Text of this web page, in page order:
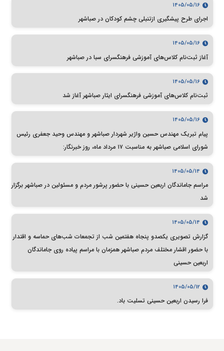
1405/05/16
اجرای طرح پیشگیری ازتنبلی چشم کودکان در صباشهر
1405/05/16
آغاز ثبت‌نام کلاس‌های آموزشی فرهنگسرای سبا در صباشهر
1405/05/16
ثبت‌نام کلاس‌های آموزشی فرهنگسرای ایثار صباشهر آغاز شد
1405/05/16
پیام تبریک مهندس حسین واژیر شهردار صباشهر و مهندس وحید جعفری رئیس
شورای اسلامی صباشهر به مناسبت ۱۷ مرداد ماه، روز خبرنگار:
1405/05/14
مراسم جاماندگان اربعین حسینی با حضور پرشور مردم و مسئولین در صباشهر برگزار
شد
1405/05/14
گزارش تصویری یکصدو پنجاه هفتمین شب از تجمعات شب‌های حماسه و اقتدار
با حضور اقشار مختلف مردم صباشهر همزمان با مراسم پیاده روی جاماندگان
اربعین حسینی
1405/05/12
فرا رسیدن اربعین حسینی تسلیت باد.